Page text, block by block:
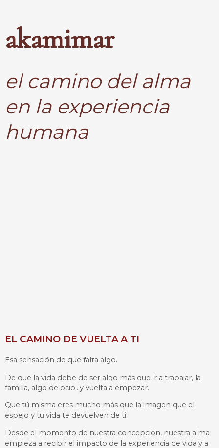
akamimar
el camino del alma
en la experiencia
humana
EL CAMINO DE VUELTA A TI
Esa sensación de que falta algo.
De que la vida debe de ser algo más que ir a trabajar, la
familia, algo de ocio…y vuelta a empezar.
Que tú misma eres mucho más que la imagen que el
espejo y tu vida te devuelven de ti.
Desde el momento de nuestra concepción, nuestra alma
empieza a recibir el impacto de la experiencia de vida y a